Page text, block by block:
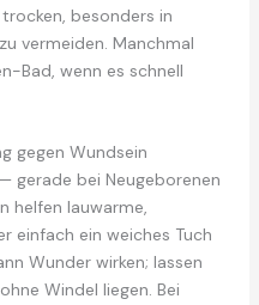
besonders in
vermeiden. Manchmal
Bad, wenn es schnell
gegen Wundsein
gerade bei Neugeborenen
helfen lauwarme,
einfach ein weiches Tuch
Wunder wirken; lassen
Windel liegen. Bei